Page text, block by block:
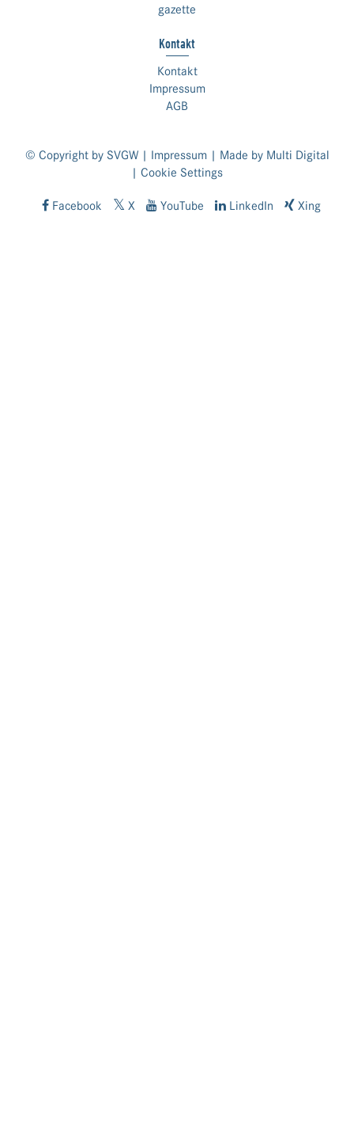
gazette
Kontakt
Kontakt
Impressum
AGB
© Copyright by SVGW | Impressum| Made by Multi Digital
| Cookie Settings
Facebook X YouTube LinkedIn Xing